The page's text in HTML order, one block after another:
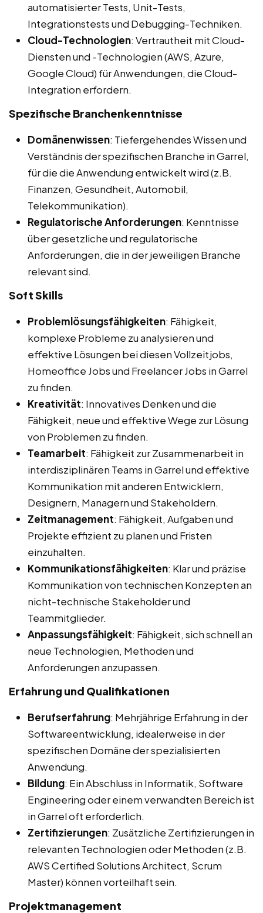
automatisierter Tests, Unit-Tests,
Integrationstests und Debugging-Techniken.
Cloud-Technologien: Vertrautheit mit Cloud-
Diensten und -Technologien (AWS, Azure,
Google Cloud) für Anwendungen, die Cloud-
Integration erfordern.
Spezifische Branchenkenntnisse
Domänenwissen: Tiefergehendes Wissen und
Verständnis der spezifischen Branche in Garrel,
für die die Anwendung entwickelt wird (z.B.
Finanzen, Gesundheit, Automobil,
Telekommunikation).
Regulatorische Anforderungen: Kenntnisse
über gesetzliche und regulatorische
Anforderungen, die in der jeweiligen Branche
relevant sind.
Soft Skills
Problemlösungsfähigkeiten: Fähigkeit,
komplexe Probleme zu analysieren und
effektive Lösungen bei diesen Vollzeitjobs,
Homeoffice Jobs und Freelancer Jobs in Garrel
zu finden.
Kreativität: Innovatives Denken und die
Fähigkeit, neue und effektive Wege zur Lösung
von Problemen zu finden.
Teamarbeit: Fähigkeit zur Zusammenarbeit in
interdisziplinären Teams in Garrel und effektive
Kommunikation mit anderen Entwicklern,
Designern, Managern und Stakeholdern.
Zeitmanagement: Fähigkeit, Aufgaben und
Projekte effizient zu planen und Fristen
einzuhalten.
Kommunikationsfähigkeiten: Klar und präzise
Kommunikation von technischen Konzepten an
nicht-technische Stakeholder und
Teammitglieder.
Anpassungsfähigkeit: Fähigkeit, sich schnell an
neue Technologien, Methoden und
Anforderungen anzupassen.
Erfahrung und Qualifikationen
Berufserfahrung: Mehrjährige Erfahrung in der
Softwareentwicklung, idealerweise in der
spezifischen Domäne der spezialisierten
Anwendung.
Bildung: Ein Abschluss in Informatik, Software
Engineering oder einem verwandten Bereich ist
in Garrel oft erforderlich.
Zertifizierungen: Zusätzliche Zertifizierungen in
relevanten Technologien oder Methoden (z.B.
AWS Certified Solutions Architect, Scrum
Master) können vorteilhaft sein.
Projektmanagement